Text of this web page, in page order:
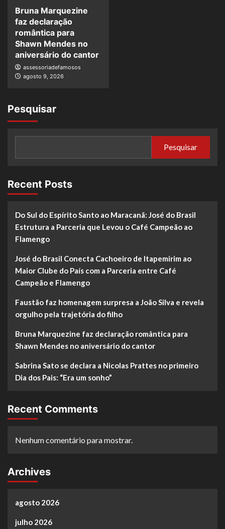
Bruna Marquezine
faz declaração
romântica para
Shawn Mendes no
aniversário do cantor
assessoriadefamosos
agosto 9, 2026
Pesquisar
Pesquisar
Recent Posts
Do Sul do Espírito Santo ao Maracanã: José do Brasil
Estrutura a Parceria que Levou o Café Campeão ao
Flamengo
José do Brasil Conecta Cachoeiro de Itapemirim ao
Maior Clube do País com a Parceria entre Café
Campeão e Flamengo
Faustão faz homenagem surpresa a João Silva e revela
orgulho pela trajetória do filho
Bruna Marquezine faz declaração romântica para
Shawn Mendes no aniversário do cantor
Sabrina Sato se declara a Nicolas Prattes no primeiro
Dia dos Pais: “Era um sonho”
Recent Comments
Nenhum comentário para mostrar.
Archives
agosto 2026
julho 2026